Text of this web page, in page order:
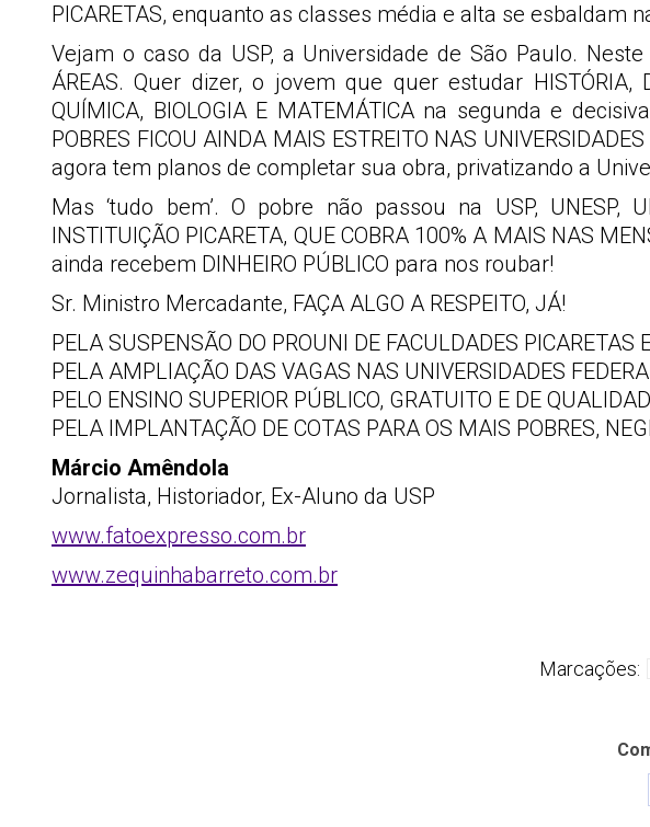
PICARETAS, enquanto as classes média e alta se esbaldam
Vejam o caso da USP, a Universidade de São Paulo.
ÁREAS. Quer dizer, o jovem que quer estudar HISTÓRIA,
QUÍMICA, BIOLOGIA E MATEMÁTICA na segunda e
POBRES FICOU AINDA MAIS ESTREITO NAS
agora tem planos de completar sua obra, privatizando a
Mas ‘tudo bem’. O pobre não passou na USP, UNESP,
INSTITUIÇÃO PICARETA, QUE COBRA 100% A MAIS NAS
ainda recebem DINHEIRO PÚBLICO para nos roubar!
Sr. Ministro Mercadante, FAÇA ALGO A RESPEITO, JÁ!
PELA SUSPENSÃO DO PROUNI DE FACULDADES PICARETAS
PELA AMPLIAÇÃO DAS VAGAS NAS UNIVERSIDADES
PELO ENSINO SUPERIOR PÚBLICO, GRATUITO E DE
PELA IMPLANTAÇÃO DE COTAS PARA OS MAIS POBRES,
Márcio Amêndola
Jornalista, Historiador, Ex-Aluno da USP
www.fatoexpresso.com.br
www.zequinhabarreto.com.br
Marcações: